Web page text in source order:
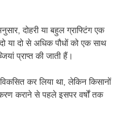
दोहरी या बहुल ग्राफ्टिंग एक
या दो से अधिक पौधों को एक साथ
प्राप्त की जाती हैं।
कर लिया था, लेकिन किसानों
कराने से पहले इसपर वर्षों तक